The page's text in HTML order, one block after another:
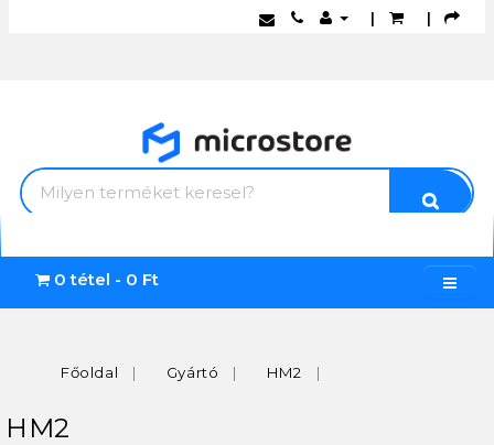
| |
0 tétel - 0 Ft
Főoldal Gyártó HM2
HM2